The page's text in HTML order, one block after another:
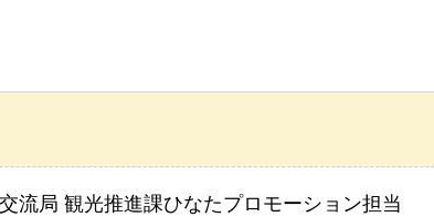
流局 観光推進課ひなたプロモーション担当